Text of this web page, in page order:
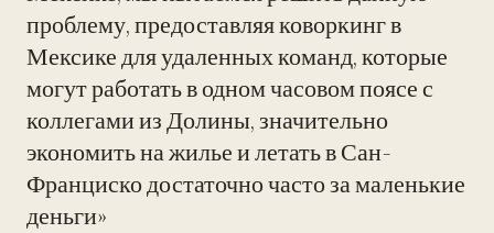
проблему, предоставляя коворкинг в
Мексике для удаленных команд, которые
могут работать в одном часовом поясе с
коллегами из Долины, значительно
экономить на жилье и летать в Сан-
Франциско достаточно часто за маленькие
деньги»